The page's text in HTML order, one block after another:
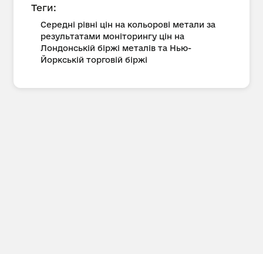
Теги:
Середні рівні цін на кольорові метали за
результатами моніторингу цін на
Лондонській біржі металів та Нью-
Йоркській торговій біржі